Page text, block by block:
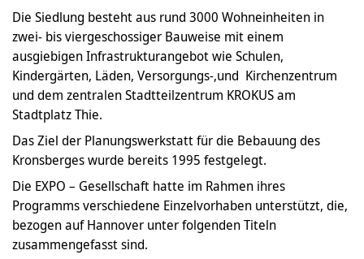
Die Siedlung besteht aus rund 3000 Wohneinheiten in
zwei- bis viergeschossiger Bauweise mit einem
ausgiebigen Infrastrukturangebot wie Schulen,
Kindergärten, Läden, Versorgungs-,und Kirchenzentrum
und dem zentralen Stadtteilzentrum KROKUS am
Stadtplatz Thie.
Das Ziel der Planungswerkstatt für die Bebauung des
Kronsberges wurde bereits 1995 festgelegt.
Die EXPO – Gesellschaft hatte im Rahmen ihres
Programms verschiedene Einzelvorhaben unterstützt, die,
bezogen auf Hannover unter folgenden Titeln
zusammengefasst sind.